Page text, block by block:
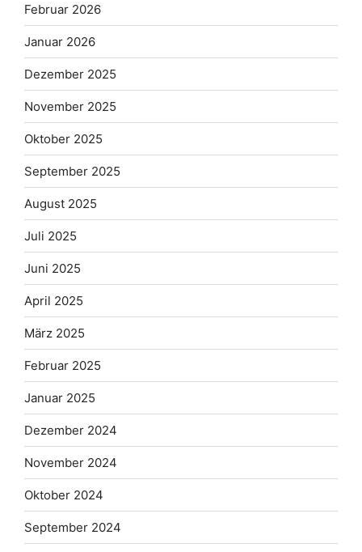
Februar 2026
Januar 2026
Dezember 2025
November 2025
Oktober 2025
September 2025
August 2025
Juli 2025
Juni 2025
April 2025
März 2025
Februar 2025
Januar 2025
Dezember 2024
November 2024
Oktober 2024
September 2024